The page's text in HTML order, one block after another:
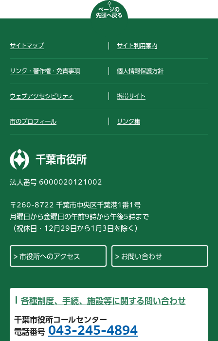
ページの
先頭へ戻る
サイトマップ サイト利用案内
リンク・著作権・免責事項 個人情報保護方針
ウェブアクセシビリティ 携帯サイト
市のプロフィール リンク集
千葉市役所
法人番号 6000020121002
〒260-8722 千葉市中央区千葉港1番1号
月曜日から金曜日の午前9時から午後5時まで
（祝休日・12月29日から1月3日を除く）
市役所へのアクセス お問い合わせ
各種制度、手続、施設等に関する問い合わせ
千葉市役所コールセンター
電話番号 043-245-4894